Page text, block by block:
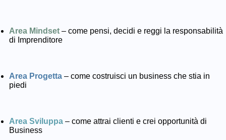
Area Mindset– come pensi, decidi e reggi la responsabilità
di Imprenditore
Area Progetta – come costruisci un business che stia in
piedi
Area Sviluppa– come attrai clienti e crei opportunità di
Business